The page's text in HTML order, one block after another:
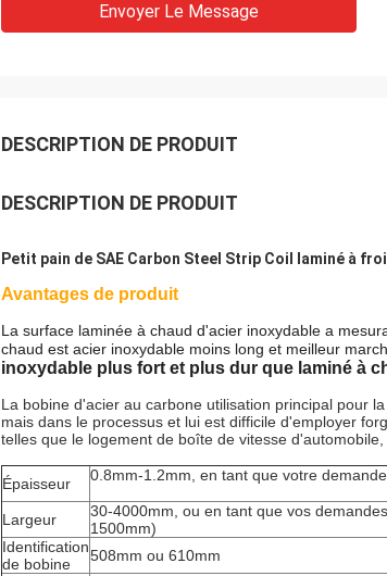
Envoyer Le Message
DESCRIPTION DE PRODUIT
DESCRIPTION DE PRODUIT
Petit pain de SAE Carbon Steel Strip Coil laminé à
Avantages de produit
La surface laminée à chaud d'acier inoxydable a
chaud est acier inoxydable moins long et meilleur
inoxydable plus fort et plus dur que laminé à
La bobine d'acier au carbone utilisation principal pour
mais dans le processus et lui est difficile d'employer
telles que le logement de boîte de vitesse
Épaisseur 0.8mm-1.2mm, en tant que votre demande
Largeur
30-4000mm, ou en tant que vos
1500mm)
Identification
de bobine
508mm ou 610mm